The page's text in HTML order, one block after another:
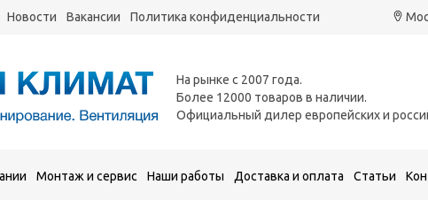
Новости Вакансии Политика конфиденциальности
На рынке с 2007 года.
Более 12000 товаров в наличии.
Официальный дилер европейских и
Монтаж и сервис Наши работы Доставка и оплата Статьи